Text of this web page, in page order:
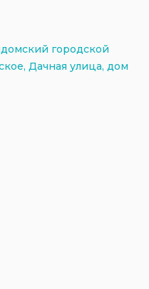
городской
Дачная улица, дом